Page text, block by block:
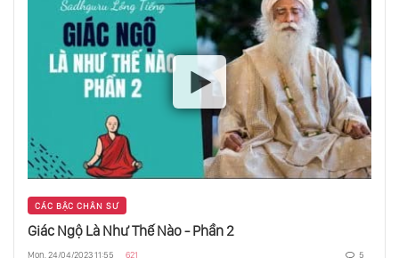
Toàn Cảnh Sự Việc Sao Kim Xuất Hiện Dấu
Hiệu Của Sự Sống
Động Cơ Đẩy Ion Tên Lửa Plasma Và Warp
CÁC BẬC CHÂN SƯ
Giác Ngộ Là Như Thế Nào - Phần 2
Mon, 24/04/2023 11:55 621 5